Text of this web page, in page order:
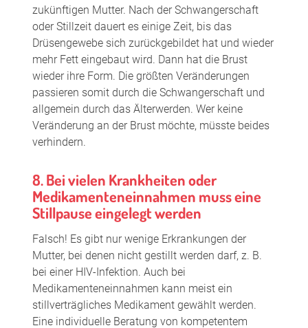
zukünftigen Mutter. Nach der Schwangerschaft
oder Stillzeit dauert es einige Zeit, bis das
Drüsengewebe sich zurückgebildet hat und wieder
mehr Fett eingebaut wird. Dann hat die Brust
wieder ihre Form. Die größten Veränderungen
passieren somit durch die Schwangerschaft und
allgemein durch das Älterwerden. Wer keine
Veränderung an der Brust möchte, müsste beides
verhindern.
8. Bei vielen Krankheiten oder
Medikamenteneinnahmen muss eine
Stillpause eingelegt werden
Falsch! Es gibt nur wenige Erkrankungen der
Mutter, bei denen nicht gestillt werden darf, z. B.
bei einer HIV-Infektion. Auch bei
Medikamenteneinnahmen kann meist ein
stillverträgliches Medikament gewählt werden.
Eine individuelle Beratung von kompetentem